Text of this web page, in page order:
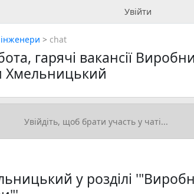
Увійти
> chat
гарячі вакансії
Хмельницький
у розділі